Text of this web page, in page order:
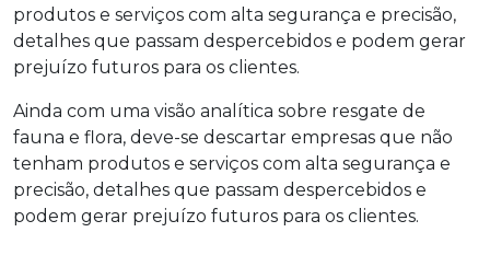
produtos e serviços com alta segurança e precisão,
detalhes que passam despercebidos e podem gerar
prejuízo futuros para os clientes.
Ainda com uma visão analítica sobre resgate de
fauna e flora, deve-se descartar empresas que não
tenham produtos e serviços com alta segurança e
precisão, detalhes que passam despercebidos e
podem gerar prejuízo futuros para os clientes.